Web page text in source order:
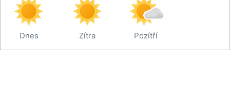
Dnes Zítra Pozítří